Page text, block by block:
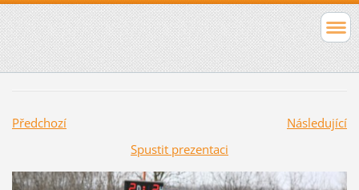
Předchozí
Následující
Spustit prezentaci